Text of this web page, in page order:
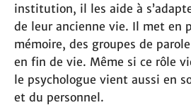
institution, il les aide à
de leur ancienne vie. Il met en
mémoire, des groupes de
en fin de vie. Même si ce rôle
le psychologue vient aussi en
et du personnel.